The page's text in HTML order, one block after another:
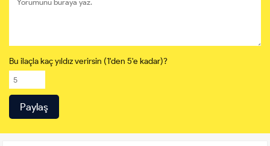
Bu ilaçla kaç yıldız verirsin (1'den 5'e kadar)?